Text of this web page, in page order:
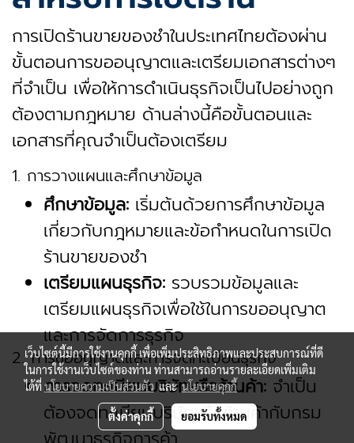
การเปิดร้านขายของชำในประเทศไทยต้องผ่าน
ขั้นตอนการขออนุญาตและเตรียมเอกสารต่างๆ
ที่จำเป็น เพื่อให้การดำเนินธุรกิจเป็นไปอย่างถูก
ต้องตามกฎหมาย ด้านล่างนี้คือขั้นตอนและ
เอกสารที่คุณจำเป็นต้องเตรียม
1. การวางแผนและศึกษาข้อมูล
ศึกษาข้อมูล: เริ่มต้นด้วยการศึกษาข้อมูล
เกี่ยวกับกฎหมายและข้อกำหนดในการเปิด
ร้านขายของชำ
เตรียมแผนธุรกิจ: รวบรวมข้อมูลและ
เตรียมแผนธุรกิจเพื่อใช้ในการขออนุญาต
และการจัดการธุรกิจ
2. การขออนุญาตและการจดทะเบียนธุรกิจ
การจดทะเบียนบริษัทหรือร้านค้า: จำเป็น
ต้องจดทะเบียนบริษัทหรือร้านค้ากับกรม
เว็บไซต์นี้มีการใช้งานคุกกี้ เพื่อเพิ่มประสิทธิภาพและประสบการณ์ที่ดี
ในการใช้งานเว็บไซต์ของท่าน ท่านสามารถอ่านรายละเอียดเพิ่มเติม
ได้ที่นโยบายความเป็นส่วนตัวและนโยบายคุกกี้
ตั้งค่าคุกกี้ ยอมรับทั้งหมด